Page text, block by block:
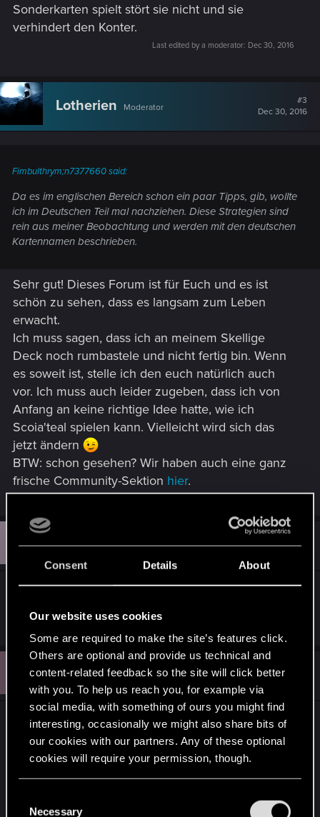
Consent Details About
Our website uses cookies
Some are required to make the site’s features click.
Others are optional and provide us technical and
content-related feedback so the site will click better
with you. To help us reach you, for example via
social media, with something of ours you might find
interesting, occasionally we might also share bits of
our cookies with our partners. Any of these optional
cookies will require your permission, though.
and tweak your preferences regarding them in the
Necessary
Sonderkarten spielt stört sie nicht und sie
verhindert den Konter.
Last edited by a moderator: Dec 30, 2016
Lotherien Moderator
#3
Dec 30, 2016
Fimbulthrym;n7377660 said:
Da es im englischen Bereich schon ein paar Tipps, gib, wollte
ich im Deutschen Teil mal nachziehen. Diese Strategien sind
rein aus meiner Beobachtung und werden mit den deutschen
Kartennamen beschrieben.
Sehr gut! Dieses Forum ist für Euch und es ist
schön zu sehen, dass es langsam zum Leben
erwacht.
Ich muss sagen, dass ich an meinem Skellige
Deck noch rumbastele und nicht fertig bin. Wenn
es soweit ist, stelle ich den euch natürlich auch
vor. Ich muss auch leider zugeben, dass ich von
Anfang an keine richtige Idee hatte, wie ich
Scoia'teal spielen kann. Vielleicht wird sich das
jetzt ändern
BTW: schon gesehen? Wir haben auch eine ganz
frische Community-Sektion hier.
F Fimbulthrym Senior user
Gelegeneheit mal testen, aber danke für die Tipps
R RiverflowDaReal Fresh user
Bin ich der einzige dem es so geht oder wurden
die Scoia'tael im letzten Update gekillt?
Musste erst mein Deck komplett umbauen und
jetzt hänge ich auch auf Rang 9 fest.
Funktionieren eure Decks noch, wie sie sollen?